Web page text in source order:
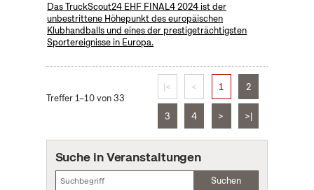
Das TruckScout24 EHF FINAL4 2024 ist der
unbestrittene Höhepunkt des europäischen
Klubhandballs und eines der prestigeträchtigsten
Sportereignisse in Europa.
Treffer 1–10 von 33
|< < 1 2
3 4 > >|
Suche in Veranstaltungen
Suchen